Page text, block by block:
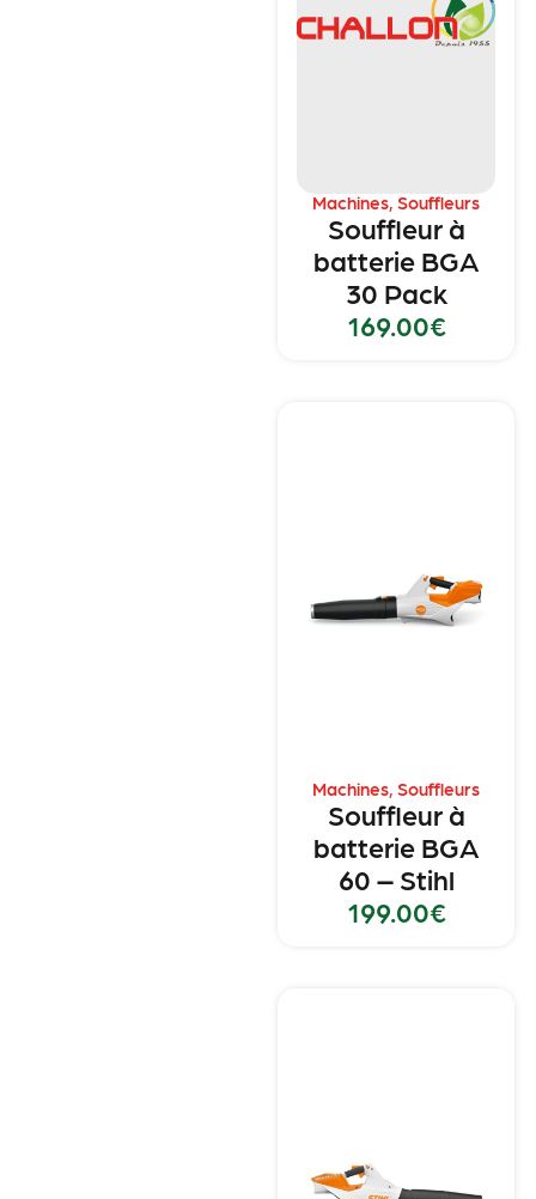
Machines,Souffleurs
Souffleur à
batterie BGA
30 Pack
169.00€
Machines,Souffleurs
Souffleur à
batterie BGA
60 – Stihl
199.00€